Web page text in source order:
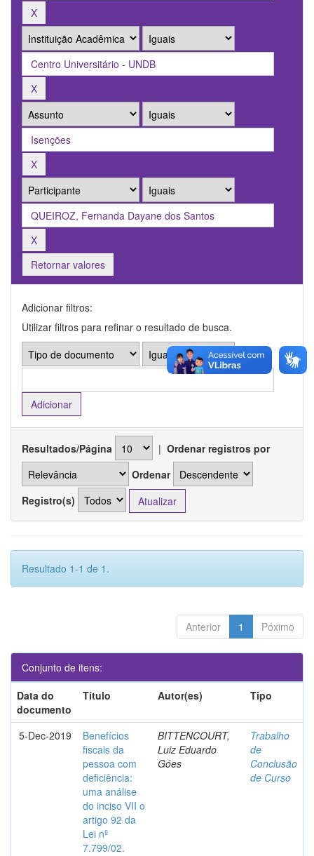
Retornar valores
Adicionar filtros:
Utilizar filtros para refinar o resultado de busca.
Resultados/Página | Ordenar registros por
Ordenar
Registro(s)
Resultado 1-1 de 1.
Anterior 1 Póximo
Conjunto de itens:
Data do
documento
Título Autor(es) Tipo
5-Dec-2019
Benefícios
fiscais da
pessoa com
deficiência:
uma análise
do inciso VII o
artigo 92 da
Lei nº
7.799/02.
BITTENCOURT,
Luiz Eduardo
Góes
Trabalho
de
Conclusão
de Curso